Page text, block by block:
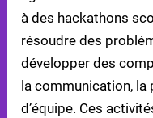
à des hackathons
résoudre des
développer des
la communication, la
d’équipe. Ces